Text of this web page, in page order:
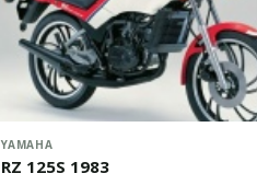
YAMAHA
RZ 125S 1983